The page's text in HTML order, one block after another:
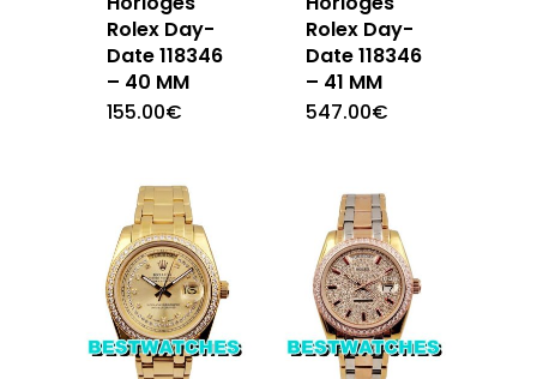
Rolex Day-
Date 118346
– 40 MM
155.00€
Rolex Day-
Date 118346
– 41 MM
547.00€